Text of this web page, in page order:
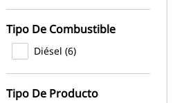
Tipo De Combustible
Diésel (6)
Tipo De Producto